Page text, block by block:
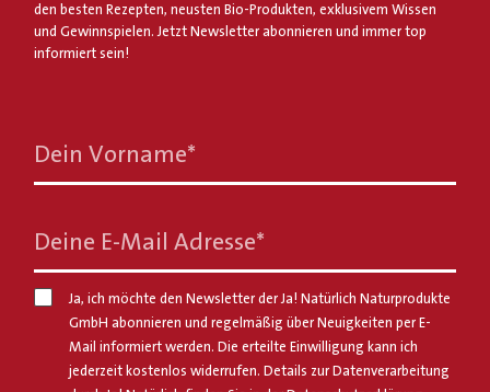
den besten Rezepten, neusten Bio-Produkten, exklusivem Wissen
und Gewinnspielen. Jetzt Newsletter abonnieren und immer top
informiert sein!
Dein Vorname*
Deine E-Mail Adresse*
Ja, ich möchte den Newsletter der Ja! Natürlich Naturprodukte
GmbH abonnieren und regelmäßig über Neuigkeiten per E-
Mail informiert werden. Die erteilte Einwilligung kann ich
jederzeit kostenlos widerrufen. Details zur Datenverarbeitung